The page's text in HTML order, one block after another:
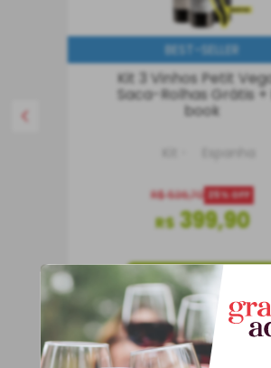
BEST-SELLER
Kit 3 Vinhos Petit
Saca-Rolhas Grátis +
book
R$536,70 25% OFF
R$ 399,90
COMPRAR